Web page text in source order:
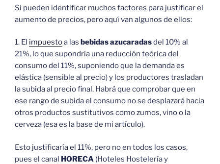
Si pueden identificar muchos factores para justificar el
aumento de precios, pero aquí van algunos de ellos:
1. El impuestoa las bebidas azucaradasdel 10% al
21%, lo que supondría una reducción teórica del
consumo del 11%, suponiendo que la demanda es
elástica (sensible al precio) y los productores trasladan
la subida al precio final. Habrá que comprobar que en
ese rango de subida el consumo no se desplazará hacia
otros productos sustitutivos como zumos, vino o la
cerveza (esa es la base de mi artículo).
Esto justificaría el 11%, pero no en todos los casos,
pues el canal HORECA (Hoteles Hostelería y